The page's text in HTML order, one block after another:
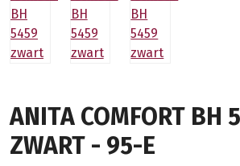
ANITA COMFORT BH
ZWART - 95-E